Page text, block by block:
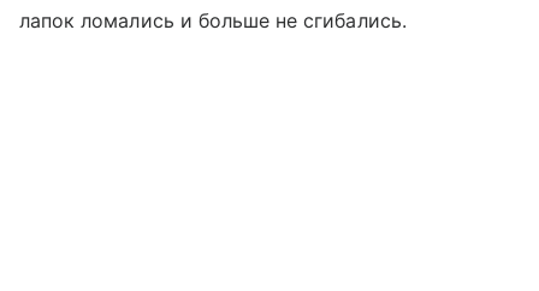
лапок ломались и больше не сгибались.